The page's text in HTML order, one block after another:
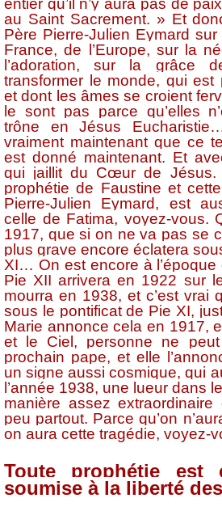
entier qu’il n’y aura pas de
au Saint Sacrement. » Et
Père Pierre-Julien Eymard
France, de l’Europe, sur la
l’adoration, sur la grâce
transformer le monde, qui est
et dont les âmes se croient
le sont pas parce qu’elles
trône en Jésus
vraiment maintenant que ce
est donné maintenant. Et
qui jaillit du Cœur de Jésus.
prophétie de Faustine et
Pierre-Julien Eymard, est
celle de Fatima, voyez-vous.
1917, que si on ne va pas se
plus grave encore éclatera
XI… On est encore à l’époque
Pie XII arrivera en 1922 sur
mourra en 1938, et c’est vrai
sous le pontificat de Pie XI,
Marie annonce cela en 1917,
et le Ciel, personne ne
prochain pape, et elle
un signe aussi cosmique, qui
l’année 1938, une lueur dans
manière assez
peu partout. Parce qu’on
on aura cette tragédie, voyez-
Toute prophétie est
soumise à la liberté